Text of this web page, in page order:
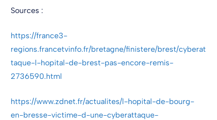
Sources :
https://france3-
regions.francetvinfo.fr/bretagne/finistere/brest/cyberat
taque-l-hopital-de-brest-pas-encore-remis-
2736590.html
https://www.zdnet.fr/actualites/l-hopital-de-bourg-
en-bresse-victime-d-une-cyberattaque-